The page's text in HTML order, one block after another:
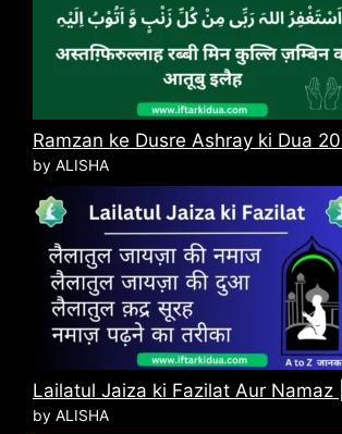
Ramzan ke Dusre Ashray ki Dua
by ALISHA
Lailatul Jaiza ki Fazilat Aur Namaz |
by ALISHA